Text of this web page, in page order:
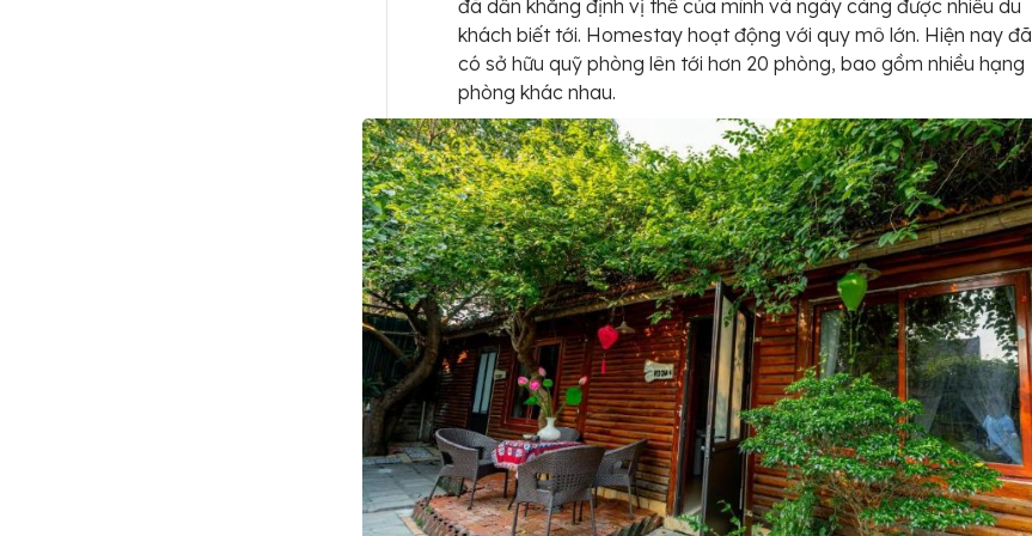
đã dần khẳng định vị thế của mình và ngày càng được nhiều du
khách biết tới. Homestay hoạt động với quy mô lớn. Hiện nay đã
có sở hữu quỹ phòng lên tới hơn 20 phòng, bao gồm nhiều hạng
phòng khác nhau.